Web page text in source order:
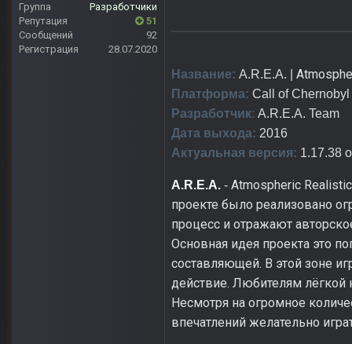
Группа
Разработчики
Репутация
51
Сообщений
92
Регистрация
28.07.2020
Название: A.R.E.A. |
Платформа: Call of Chernobyl
Разработчик: A.R.E.A. Team
Дата выхода: 2016
Актуальная версия: 1.17.38
A.R.E.A. - Atmospheric
проекте было реализовано
процесс и отражают
Основная идея проекта это
составляющей. В этой зоне
действие. Любителям
Несмотря на огромное
впечатлений желательно